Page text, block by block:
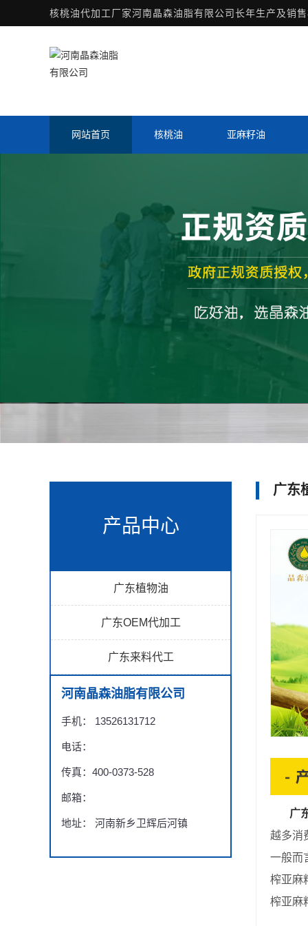
核桃油代加工厂家河南晶森油脂有限公司长年生产及销
网站首页 核桃油 亚麻籽油
产品中心
广东植物油
广东OEM代加工
广东来料代工
河南晶森油脂有限公司
手机： 13526131712
电话：
传真：400-0373-528
邮箱：
地址： 河南新乡卫辉后河镇
广东
广
越多消
一般而
榨亚麻
榨亚麻